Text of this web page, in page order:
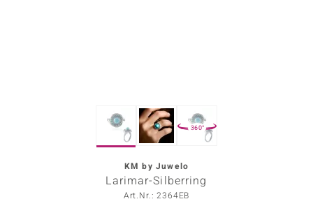
360°
KM by Juwelo
Larimar-Silberring
Art.Nr.: 2364EB